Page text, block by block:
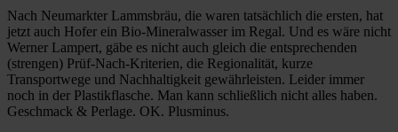
Nach Neumarkter Lammsbräu, die waren tatsächlich die ersten, hat
jetzt auch Hofer ein Bio-Mineralwasser im Regal. Und es wäre nicht
Werner Lampert, gäbe es nicht auch gleich die entsprechenden
(strengen) Prüf-Nach-Kriterien, die Regionalität, kurze
Transportwege und Nachhaltigkeit gewährleisten. Leider immer
noch in der Plastikflasche. Man kann schließlich nicht alles haben.
Geschmack & Perlage. OK. Plusminus.